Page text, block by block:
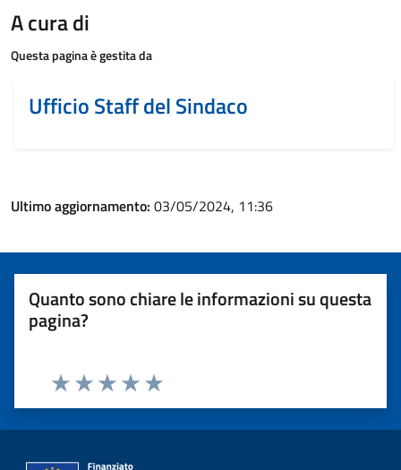
A cura di
Questa pagina è gestita da
Ufficio Staff del Sindaco
Ultimo aggiornamento: 03/05/2024, 11:36
Quanto sono chiare le informazioni su questa
pagina?
Valuta 5 stelle su 5
Valuta 4 stelle su 5
Valuta 3 stelle su 5
Valuta 2 stelle su 5
Valuta 1 stelle su 5